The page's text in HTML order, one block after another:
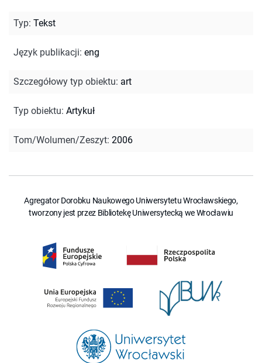
Typ: Tekst
Język publikacji: eng
Szczegółowy typ obiektu: art
Typ obiektu: Artykuł
Tom/Wolumen/Zeszyt: 2006
Agregator Dorobku Naukowego Uniwersytetu Wrocławskiego,
tworzony jest przez Bibliotekę Uniwersytecką we Wrocławiu